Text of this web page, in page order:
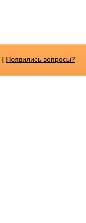
| Появилиcь вопросы?